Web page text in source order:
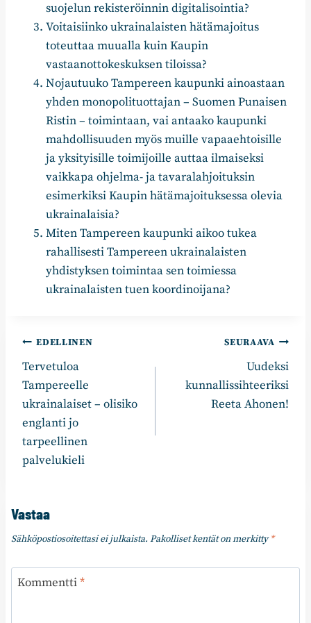
suojelun rekisteröinnin digitalisointia?
Voitaisiinko ukrainalaisten hätämajoitus
toteuttaa muualla kuin Kaupin
vastaanottokeskuksen tiloissa?
Nojautuuko Tampereen kaupunki ainoastaan
yhden monopolituottajan – Suomen Punaisen
Ristin – toimintaan, vai antaako kaupunki
mahdollisuuden myös muille vapaaehtoisille
ja yksityisille toimijoille auttaa ilmaiseksi
vaikkapa ohjelma- ja tavaralahjoituksin
esimerkiksi Kaupin hätämajoituksessa olevia
ukrainalaisia?
Miten Tampereen kaupunki aikoo tukea
rahallisesti Tampereen ukrainalaisten
yhdistyksen toimintaa sen toimiessa
ukrainalaisten tuen koordinoijana?
Artikkelien
selaus
EDELLINEN
Tervetuloa
Tampereelle
ukrainalaiset – olisiko
englanti jo
tarpeellinen
palvelukieli
SEURAAVA
Uudeksi
kunnallissihteeriksi
Reeta Ahonen!
Vastaa
Sähköpostiosoitettasi ei julkaista. Pakolliset kentät on merkitty*
Kommentti*